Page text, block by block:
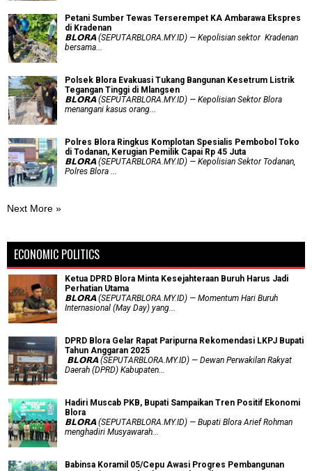
Petani Sumber Tewas Terserempet KA Ambarawa Ekspres
di Kradenan
𝗕𝗟𝗢𝗥𝗔 (SEPUTARBLORA.MY.ID) — Kepolisian sektor Kradenan
bersama...
Polsek Blora Evakuasi Tukang Bangunan Kesetrum Listrik
Tegangan Tinggi di Mlangsen
𝗕𝗟𝗢𝗥𝗔 (SEPUTARBLORA.MY.ID) — Kepolisian Sektor Blora
menangani kasus orang...
Polres Blora Ringkus Komplotan Spesialis Pembobol Toko
di Todanan, Kerugian Pemilik Capai Rp 45 Juta
𝗕𝗟𝗢𝗥𝗔 (SEPUTARBLORA.MY.ID) — Kepolisian Sektor Todanan,
Polres Blora ...
Next More »
ECONOMIC POLITICS
Ketua DPRD Blora Minta Kesejahteraan Buruh Harus Jadi
Perhatian Utama
​𝗕𝗟𝗢𝗥𝗔 (SEPUTARBLORA.MY.ID) — Momentum Hari Buruh
Internasional (May Day) yang...
DPRD Blora Gelar Rapat Paripurna Rekomendasi LKPJ Bupati
Tahun Anggaran 2025
‎ 𝗕𝗟𝗢𝗥𝗔 (SEPUTARBLORA.MY.ID) — Dewan Perwakilan Rakyat
Daerah (DPRD) Kabupaten...
Hadiri Muscab PKB, Bupati Sampaikan Tren Positif Ekonomi
Blora
𝗕𝗟𝗢𝗥𝗔 (SEPUTARBLORA.MY.ID) — Bupati Blora Arief Rohman
menghadiri Musyawarah...
Babinsa Koramil 05/Cepu Awasi Progres Pembangunan